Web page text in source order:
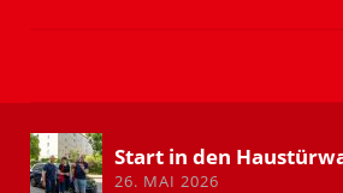
Start in den
26. MAI 2026